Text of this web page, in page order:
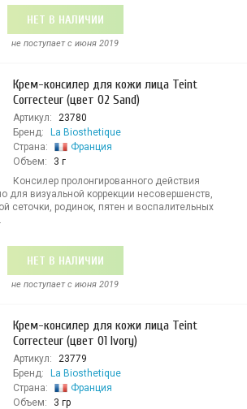
НЕТ В НАЛИЧИИ
не поступает c июня 2019
Крем-консилер для кожи лица Teint
Correcteur (цвет 02 Sand)
Артикул:
23780
Бренд:
La Biosthetique
Страна:
Франция
Объем:
3 г
Консилер пролонгированного действия
для визуальной коррекции несовершенств,
сеточки, родинок, пятен и воспалительных
НЕТ В НАЛИЧИИ
не поступает c июня 2019
Крем-консилер для кожи лица Teint
Correcteur (цвет 01 Ivory)
Артикул:
23779
Бренд:
La Biosthetique
Страна:
Франция
Объем:
3 гр